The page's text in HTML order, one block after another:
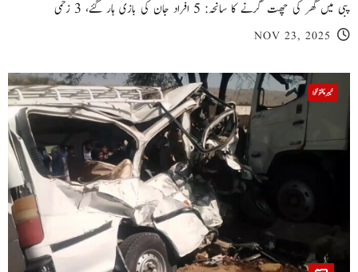
پبی میں گھر کی چھت گرنے کا سانحہ: 5 افراد جان کی بازی ہار گئے، 3 زخمی
NOV 23, 2025
خیبر پختونخوا